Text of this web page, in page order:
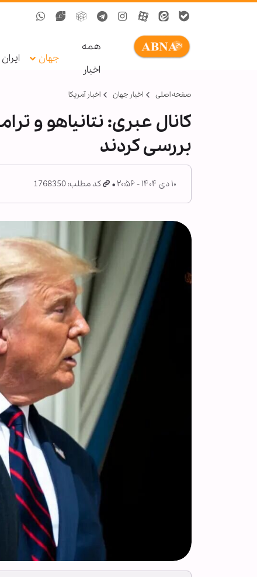
همه
اخبار
جهان ایران
صفحه اصلی اخبار جهان اخبار آمریکا
کانال عبری: نتانیاهو و
بررسی کردند
۱۰ دی ۱۴۰۴ - ۲۰:۵۶ کد مطلب: 1768350